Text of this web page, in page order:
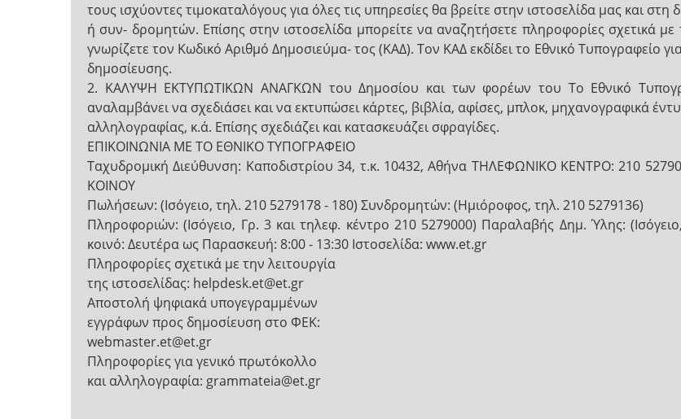
τους ισχύοντες τιμοκαταλόγους για όλες τις υπηρεσίες θα βρείτε στην ιστοσελίδα μας και
ή συν- δρομητών. Επίσης στην ιστοσελίδα μπορείτε να αναζητήσετε πληροφορίες σχετικά
γνωρίζετε τον Κωδικό Αριθμό Δημοσιεύμα- τος (ΚΑΔ). Τον ΚΑΔ εκδίδει το Εθνικό Tυπογραφείο
δημοσίευσης.
2. ΚΑΛΥΨΗ ΕΚΤΥΠΩΤΙΚΩΝ ΑΝΑΓΚΩΝ του Δημοσίου και των φορέων του Το Εθνικό
αναλαμβάνει να σχεδιάσει και να εκτυπώσει κάρτες, βιβλία, αφίσες, μπλοκ, μηχανογραφικά
αλληλογραφίας, κ.ά. Επίσης σχεδιάζει και κατασκευάζει σφραγίδες.
EΠΙΚΟΙΝΩΝΙΑ ΜΕ ΤΟ ΕΘΝΙΚΟ ΤΥΠΟΓΡΑΦΕΙΟ
Ταχυδρομική Διεύθυνση: Καποδιστρίου 34, τ.κ. 10432, Αθήνα ΤΗΛΕΦΩΝΙΚΟ ΚΕΝΤΡΟ: 210
ΚΟΙΝΟΥ
Πωλήσεων: (Ισόγειο, τηλ. 210 5279178 - 180) Συνδρομητών: (Ημιόροφος, τηλ. 210 5279136)
Πληροφοριών: (Ισόγειο, Γρ. 3 και τηλεφ. κέντρο 210 5279000) Παραλαβής Δημ. Ύλης:
κοινό: Δευτέρα ως Παρασκευή: 8:00 - 13:30 Ιστοσελίδα: www.et.gr
Πληροφορίες σχετικά με την λειτουργία
της ιστοσελίδας: helpdesk.et@et.gr
Αποστολή ψηφιακά υπογεγραμμένων
εγγράφων προς δημοσίευση στο ΦΕΚ:
webmaster.et@et.gr
Πληροφορίες για γενικό πρωτόκολλο
και αλληλογραφία: grammateia@et.gr